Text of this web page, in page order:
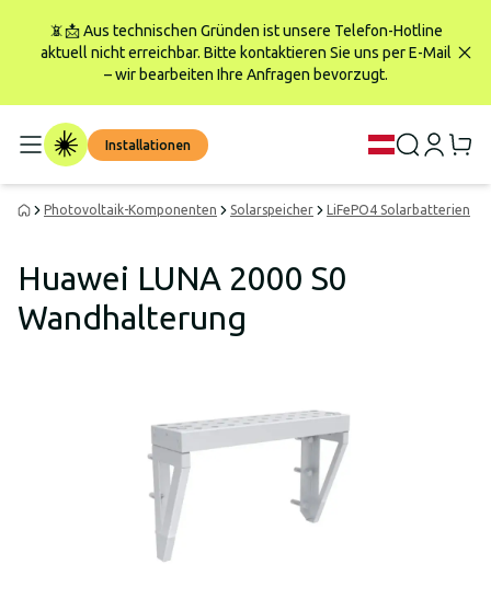
📵📩 Aus technischen Gründen ist unsere Telefon-Hotline
aktuell nicht erreichbar. Bitte kontaktieren Sie uns per E-Mail
– wir bearbeiten Ihre Anfragen bevorzugt.
Installationen
Photovoltaik-Komponenten Solarspeicher LiFePO4 Solarbatterien
Huawei LUNA 2000 S0
Wandhalterung